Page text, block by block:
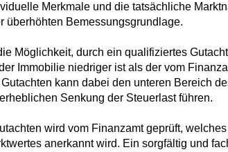
Merkmale und die tatsächliche
überhöhten Bemessungsgrundlage.
Möglichkeit, durch ein qualifiziertes
Immobilie niedriger ist als der vom
kann dabei den unteren Bereich
Senkung der Steuerlast führen.
wird vom Finanzamt geprüft,
anerkannt wird. Ein sorgfältig und